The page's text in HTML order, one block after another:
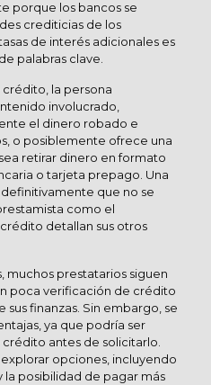
porque los bancos se
crediticias de los
de interés adicionales es
palabras clave.
la persona
involucrado,
el dinero robado e
o posiblemente ofrece una
retirar dinero en formato
o tarjeta prepago. Una
que no se
como el
detallan sus otros
muchos prestatarios siguen
poca verificación de crédito
finanzas. Sin embargo, se
ya que podría ser
antes de solicitarlo.
opciones, incluyendo
la posibilidad de pagar más